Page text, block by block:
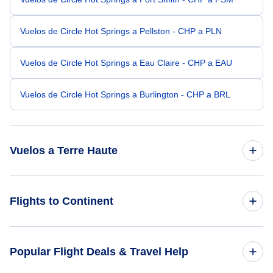
Vuelos de Circle Hot Springs a Pellston - CHP a PLN
Vuelos de Circle Hot Springs a Eau Claire - CHP a EAU
Vuelos de Circle Hot Springs a Burlington - CHP a BRL
Vuelos a Terre Haute
Vuelos de Atqasuk a Terre Haute - ATK a HUF
Flights to Continent
Popular Flight Deals & Travel Help